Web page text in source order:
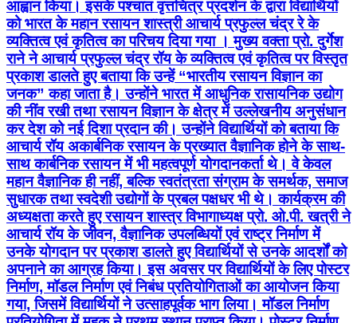
आह्वान किया। इसके पश्चात वृत्तचित्र प्रदर्शन के द्वारा विद्यार्थियों
को भारत के महान रसायन शास्त्री आचार्य प्रफुल्ल चंद्र रे के
व्यक्तित्व एवं कृतित्व का परिचय दिया गया । मुख्य वक्ता प्रो. दुर्गेश
राने ने आचार्य प्रफुल्ल चंद्र रॉय के व्यक्तित्व एवं कृतित्व पर विस्तृत
प्रकाश डालते हुए बताया कि उन्हें “भारतीय रसायन विज्ञान का
जनक” कहा जाता है। उन्होंने भारत में आधुनिक रासायनिक उद्योग
की नींव रखी तथा रसायन विज्ञान के क्षेत्र में उल्लेखनीय अनुसंधान
कर देश को नई दिशा प्रदान की। उन्होंने विद्यार्थियों को बताया कि
आचार्य रॉय अकार्बनिक रसायन के प्रख्यात वैज्ञानिक होने के साथ-
साथ कार्बनिक रसायन में भी महत्वपूर्ण योगदानकर्ता थे। वे केवल
महान वैज्ञानिक ही नहीं, बल्कि स्वतंत्रता संग्राम के समर्थक, समाज
सुधारक तथा स्वदेशी उद्योगों के प्रबल पक्षधर भी थे। कार्यक्रम की
अध्यक्षता करते हुए रसायन शास्त्र विभागाध्यक्ष प्रो. ओ.पी. खत्री ने
आचार्य रॉय के जीवन, वैज्ञानिक उपलब्धियों एवं राष्ट्र निर्माण में
उनके योगदान पर प्रकाश डालते हुए विद्यार्थियों से उनके आदर्शों को
अपनाने का आग्रह किया। इस अवसर पर विद्यार्थियों के लिए पोस्टर
निर्माण, मॉडल निर्माण एवं निबंध प्रतियोगिताओं का आयोजन किया
गया, जिसमें विद्यार्थियों ने उत्साहपूर्वक भाग लिया। मॉडल निर्माण